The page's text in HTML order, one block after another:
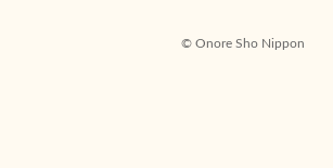
© Onore Sho Nippon